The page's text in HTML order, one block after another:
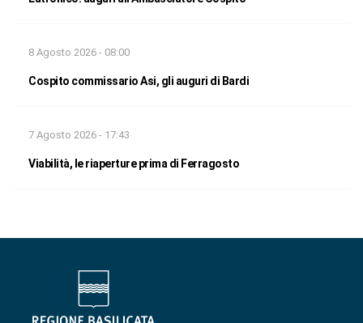
8 Agosto 2026 - 08:00
Cospito commissario Asi, gli auguri di Bardi
7 Agosto 2026 - 17:43
Viabilità, le riaperture prima di Ferragosto